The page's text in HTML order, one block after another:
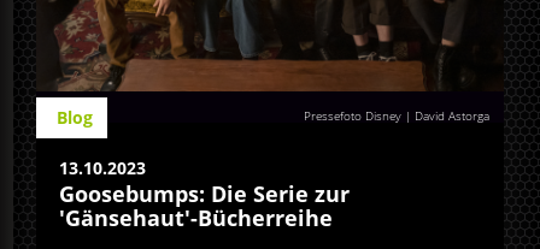
Pressefoto Disney | David Astorga
Blog
13.10.2023
Goosebumps: Die Serie zur
'Gänsehaut'-Bücherreihe